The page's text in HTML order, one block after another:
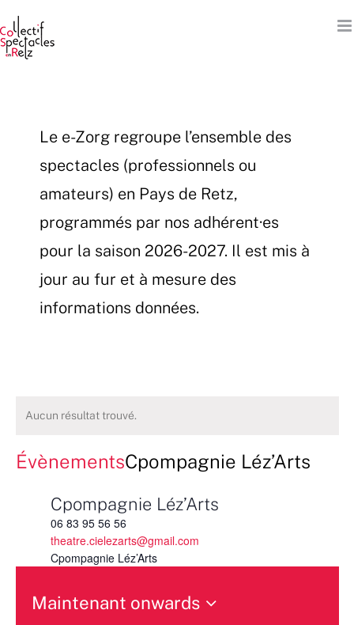
au
contenu
Le e-Zorg regroupe l’ensemble des
spectacles (professionnels ou
amateurs) en Pays de Retz,
programmés par nos adhérent·es
pour la saison 2026-2027. Il est mis à
jour au fur et à mesure des
informations données.
Aucun résultat trouvé.
ÉvènementsCpompagnie Léz’Arts
Cpompagnie Léz’Arts
06 83 95 56 56
theatre.cielezarts@gmail.com
Cpompagnie Léz’Arts
Maintenant onwards